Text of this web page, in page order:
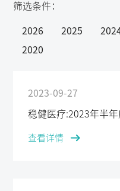
筛选条件：
2026 2025
2020
2023-09-27
稳健医疗:2023年半
查看详情